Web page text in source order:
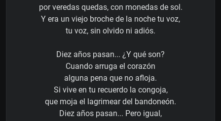
por veredas quedas, con monedas de sol.
Y era un viejo broche de la noche tu voz,
tu voz, sin olvido ni adiós.
Diez años pasan... ¿Y qué son?
Cuando arruga el corazón
alguna pena que no afloja.
Si vive en tu recuerdo la congoja,
que moja el lagrimear del bandoneón.
Diez años pasan... Pero igual,